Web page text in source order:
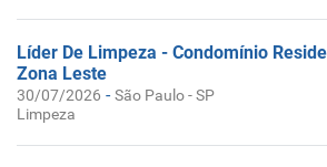
Líder De Limpeza - Condomínio
Zona Leste
30/07/2026 -São Paulo - SP
Limpeza